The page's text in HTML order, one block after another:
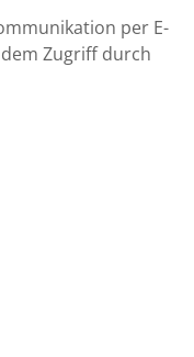
per E-
Zugriff durch